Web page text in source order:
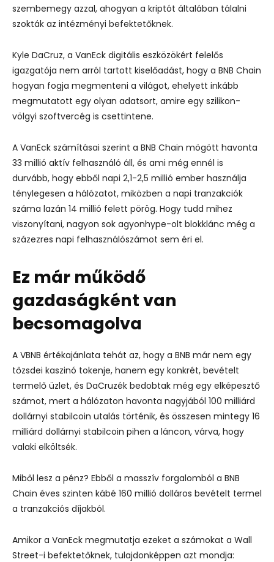
szembemegy azzal, ahogyan a kriptót általában tálalni
szokták az intézményi befektetőknek.
Kyle DaCruz, a VanEck digitális eszközökért felelős
igazgatója nem arról tartott kiselőadást, hogy a BNB Chain
hogyan fogja megmenteni a világot, ehelyett inkább
megmutatott egy olyan adatsort, amire egy szilikon-
völgyi szoftvercég is csettintene.
A VanEck számításai szerint a BNB Chain mögött havonta
33 millió aktív felhasználó áll, és ami még ennél is
durvább, hogy ebből napi 2,1-2,5 millió ember használja
ténylegesen a hálózatot, miközben a napi tranzakciók
száma lazán 14 millió felett pörög. Hogy tudd mihez
viszonyítani, nagyon sok agyonhype-olt blokklánc még a
százezres napi felhasználószámot sem éri el.
Ez már működő
gazdaságként van
becsomagolva
A VBNB értékajánlata tehát az, hogy a BNB már nem egy
tőzsdei kaszinó tokenje, hanem egy konkrét, bevételt
termelő üzlet, és DaCruzék bedobtak még egy elképesztő
számot, mert a hálózaton havonta nagyjából 100 milliárd
dollárnyi stabilcoin utalás történik, és összesen mintegy 16
milliárd dollárnyi stabilcoin pihen a láncon, várva, hogy
valaki elköltsék.
Miből lesz a pénz? Ebből a masszív forgalomból a BNB
Chain éves szinten kábé 160 millió dolláros bevételt termel
a tranzakciós díjakból.
Amikor a VanEck megmutatja ezeket a számokat a Wall
Street-i befektetőknek, tulajdonképpen azt mondja: